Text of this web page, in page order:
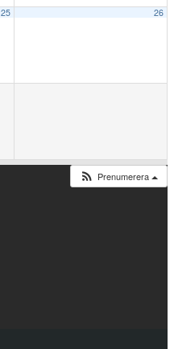
25 26
Prenumerera